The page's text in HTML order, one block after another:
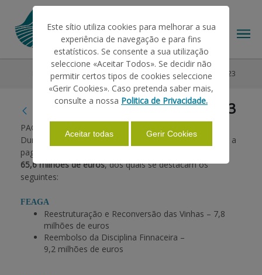
AJUDAS/APOIOS
INFORMAÇÕES
ESTATÍSTICAS
PAGAMENTOS
RSS Feeds RSS Notícias PAGAMENTOS SETEMBRO 2023
PAGAMENTOS SETEMBRO 2023
PAGAMENTOS SETEMBRO 2023
Durante o mês de setembro de 2023, o IFAP procedeu a
pagamentos num montante total de cerca de
65,6milhões de euros, dos quais se destacam os
seguintes:
FEAGA
Reestruturação e Reconversão das Vinhas – 7,8
milhões de euros
Reembolso da Disciplina Finnaceira –
9,2 milhões de euros
Este sítio utiliza cookies para melhorar a sua
experiência de navegação e para fins
estatísticos. Se consente a sua utilização
seleccione «Aceitar Todos». Se decidir não
permitir certos tipos de cookies seleccione
«Gerir Cookies». Caso pretenda saber mais,
consulte a nossa Politica de Privacidade.
Aceitar todas Gerir Cookies